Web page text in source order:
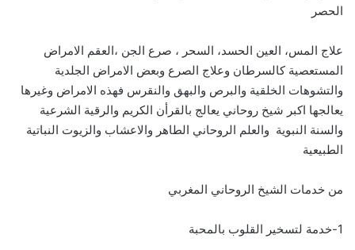
الحصر
علاج المس، العين الحسد، السحر ، صرع الجن ،العقم الامراض
المستعصية كالسرطان وعلاج الصرع وبعض الامراض الجلدية
والتشوهات الخلقية والبرص والبهق والنقرس فهذه الامراض وغيرها
يعالجها اكبر شيخ روحاني يعالج بالقرأن الكريم والرقية الشرعية
والسنة النبوية والعلم الروحاني الطاهر والاعشاب والزيوت النباتية
الطبيعية
من خدمات الشيخ الروحاني المغربي
1-خدمة لتسخير القلوب بالمحبة